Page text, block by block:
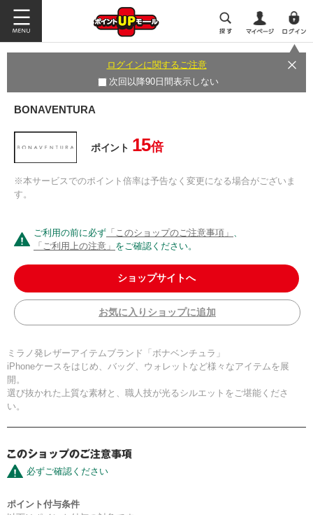
ログインに関するご注意
次回以降90日間表示しない
BONAVENTURA
ポイント 15倍
※本サービスでのポイント倍率は予告なく変更になる場合がございま
す。
ご利用の前に必ず 「このショップのご注意事項」 、
「ご利用上の注意」 をご確認ください。
ショップサイトへ
お気に入りショップに追加
ミラノ発レザーアイテムブランド「ボナベンチュラ」
iPhoneケースをはじめ、バッグ、ウォレットなど様々なアイテムを展
開。
選び抜かれた上質な素材と、職人技が光るシルエットをご堪能くださ
い。
必ずご確認ください
ポイント付与条件